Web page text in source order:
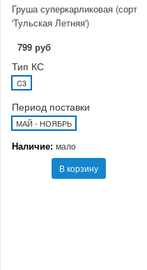
Груша суперкарликовая (сорт
'Тульская Летняя')
799 руб
Тип КС
C3
Период поставки
МАЙ - НОЯБРЬ
Наличие: мало
В корзину